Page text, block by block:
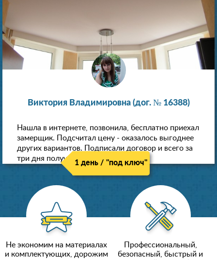
Виктория Владимировна (дог. № 16388)
Нашла в интернете, позвонила, бесплатно приехал
замерщик. Подсчитал цену - оказалось выгоднее
других вариантов. Подписали договор и всего за
три дня получили новые потолки!
1 день / "под ключ"
Не экономим на материалах
и комплектующих, дорожим
Профессиональный,
безопасный, быстрый и